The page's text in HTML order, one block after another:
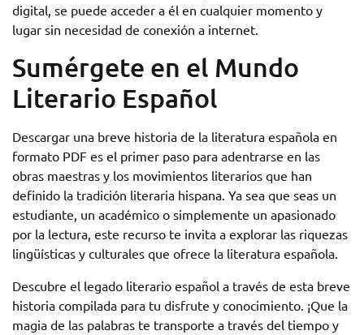
digital, se puede acceder a él en cualquier momento y
lugar sin necesidad de conexión a internet.
Sumérgete en el Mundo
Literario Español
Descargar una breve historia de la literatura española en
formato PDF es el primer paso para adentrarse en las
obras maestras y los movimientos literarios que han
definido la tradición literaria hispana. Ya sea que seas un
estudiante, un académico o simplemente un apasionado
por la lectura, este recurso te invita a explorar las riquezas
lingüísticas y culturales que ofrece la literatura española.
Descubre el legado literario español a través de esta breve
historia compilada para tu disfrute y conocimiento. ¡Que la
magia de las palabras te transporte a través del tiempo y